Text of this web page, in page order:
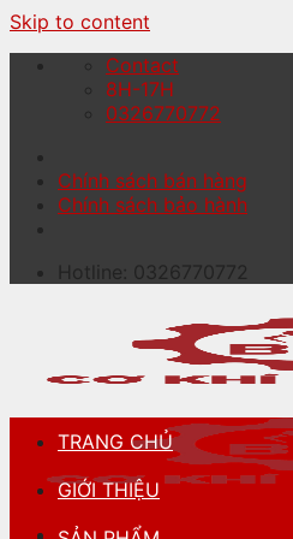
Skip to content
Contact
8H-17H
0326770772
Chính sách bán hàng
Chính sách bảo hành
Hotline: 0326770772
TRANG CHỦ
GIỚI THIỆU